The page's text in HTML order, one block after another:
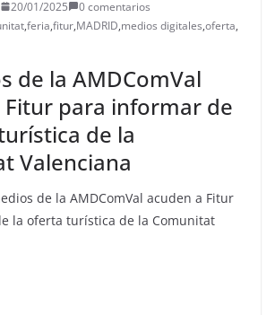
20/01/2025
0 comentarios
,feria,fitur,MADRID,medios digitales,oferta,
de la AMDComVal
Fitur para informar de
de la
Valenciana
de la AMDComVal acuden a Fitur
la oferta turística de la Comunitat